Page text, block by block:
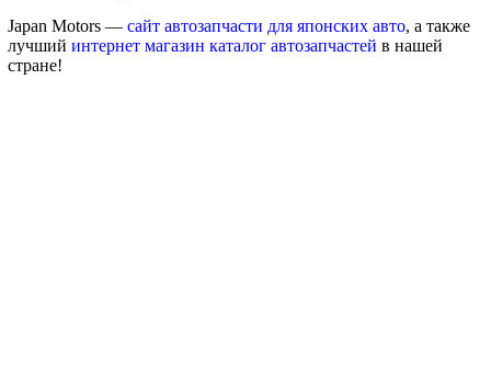
Japan Motors — сайт автозапчасти для японских авто, а также
лучший интернет магазин каталог автозапчастей в нашей
стране!